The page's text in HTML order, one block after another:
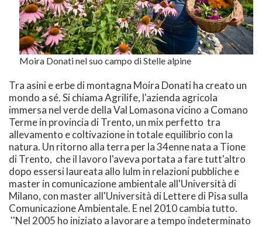
Moira Donati nel suo campo di Stelle alpine
Tra asini e erbe di montagna Moira Donati ha creato un
mondo a sé. Si chiama Agrilife, l'azienda agricola
immersa nel verde della Val Lomasona vicino a Comano
Terme in provincia di Trento, un mix perfetto tra
allevamento e coltivazione in totale equilibrio con la
natura. Un ritorno alla terra per la 34enne nata a Tione
di Trento, che il lavoro l'aveva portata a fare tutt'altro
dopo essersi laureata allo Iulm in relazioni pubbliche e
master in comunicazione ambientale all'Università di
Milano, con master all'Università di Lettere di Pisa sulla
Comunicazione Ambientale. E nel 2010 cambia tutto.
''Nel 2005 ho iniziato a lavorare a tempo indeterminato